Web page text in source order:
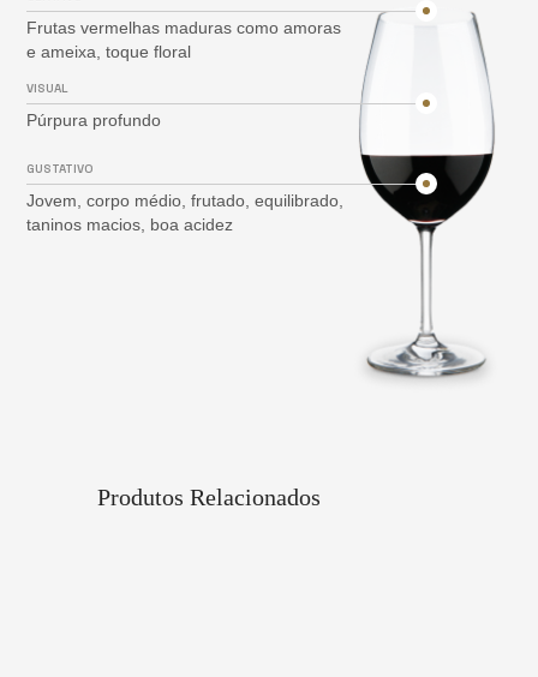
Frutas vermelhas maduras como amoras
e ameixa, toque floral
VISUAL
Púrpura profundo
GUSTATIVO
Jovem, corpo médio, frutado, equilibrado,
taninos macios, boa acidez
Produtos Relacionados